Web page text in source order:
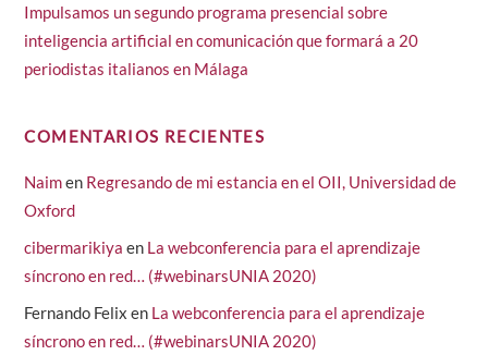
Impulsamos un segundo programa presencial sobre
inteligencia artificial en comunicación que formará a 20
periodistas italianos en Málaga
COMENTARIOS RECIENTES
Naimen Regresando de mi estancia en el OII, Universidad de
Oxford
cibermarikiya en La webconferencia para el aprendizaje
síncrono en red… (#webinarsUNIA 2020)
Fernando Felix en La webconferencia para el aprendizaje
síncrono en red… (#webinarsUNIA 2020)